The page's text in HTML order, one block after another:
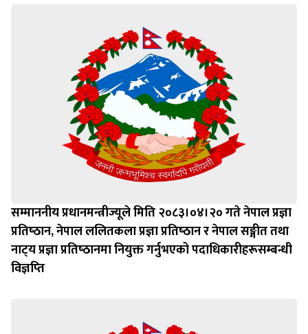
सम्माननीय प्रधानमन्त्रीज्यूले मिति २०८३।०४।२० गते नेपाल प्रज्ञा
प्रतिष्‍ठान, नेपाल ललितकला प्रज्ञा प्रतिष्‍ठान र नेपाल सङ्गीत तथा
नाट्‍य प्रज्ञा प्रतिष्‍ठानमा नियुक्त गर्नुभएको पदाधिकारीहरूसम्बन्धी
विज्ञप्‍ति